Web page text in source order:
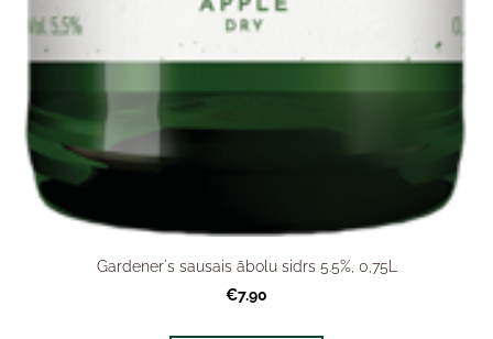
Gardener's sausais ābolu sidrs 5.5%, 0,75L
€7.90